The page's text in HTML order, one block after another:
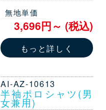
無地単価
3,696円～ (税込)
もっと詳しく
AI-AZ-10613
半袖ポロシャツ(男
女兼用)